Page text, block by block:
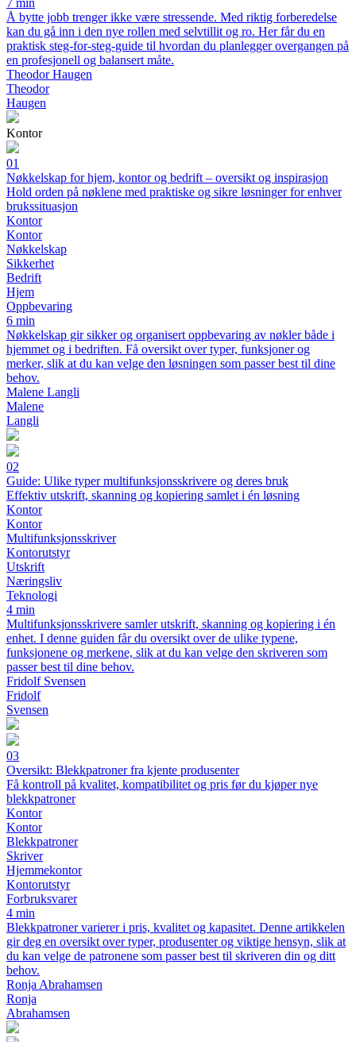
7 min
Å bytte jobb trenger ikke være stressende. Med riktig forberedelse
kan du gå inn i den nye rollen med selvtillit og ro. Her får du en
praktisk steg-for-steg-guide til hvordan du planlegger overgangen på
en profesjonell og balansert måte.
Theodor Haugen
Theodor
Haugen
Kontor
01
Nøkkelskap for hjem, kontor og bedrift – oversikt og inspirasjon
Hold orden på nøklene med praktiske og sikre løsninger for enhver
brukssituasjon
Kontor
Kontor
Nøkkelskap
Sikkerhet
Bedrift
Hjem
Oppbevaring
6 min
Nøkkelskap gir sikker og organisert oppbevaring av nøkler både i
hjemmet og i bedriften. Få oversikt over typer, funksjoner og
merker, slik at du kan velge den løsningen som passer best til dine
behov.
Malene Langli
Malene
Langli
02
Guide: Ulike typer multifunksjonsskrivere og deres bruk
Effektiv utskrift, skanning og kopiering samlet i én løsning
Kontor
Kontor
Multifunksjonsskriver
Kontorutstyr
Utskrift
Næringsliv
Teknologi
4 min
Multifunksjonsskrivere samler utskrift, skanning og kopiering i én
enhet. I denne guiden får du oversikt over de ulike typene,
funksjonene og merkene, slik at du kan velge den skriveren som
passer best til dine behov.
Fridolf Svensen
Fridolf
Svensen
03
Oversikt: Blekkpatroner fra kjente produsenter
Få kontroll på kvalitet, kompatibilitet og pris før du kjøper nye
blekkpatroner
Kontor
Kontor
Blekkpatroner
Skriver
Hjemmekontor
Kontorutstyr
Forbruksvarer
4 min
Blekkpatroner varierer i pris, kvalitet og kapasitet. Denne artikkelen
gir deg en oversikt over typer, produsenter og viktige hensyn, slik at
du kan velge de patronene som passer best til skriveren din og ditt
behov.
Ronja Abrahamsen
Ronja
Abrahamsen